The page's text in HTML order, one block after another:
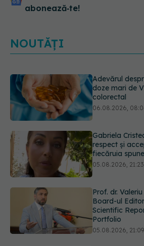
abonează‑te!
NOUTĂȚI
Gabriela
respect și
fiecăruia
05.08.2026, 21:23
Prof. dr.
Board-ul
Scientific
Portfolio
Testul de 10
arăta dacă ai
chiar dacă ai
05.08.2026, 19:42